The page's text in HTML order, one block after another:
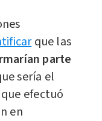
que las
parte
sería el
efectuó
en